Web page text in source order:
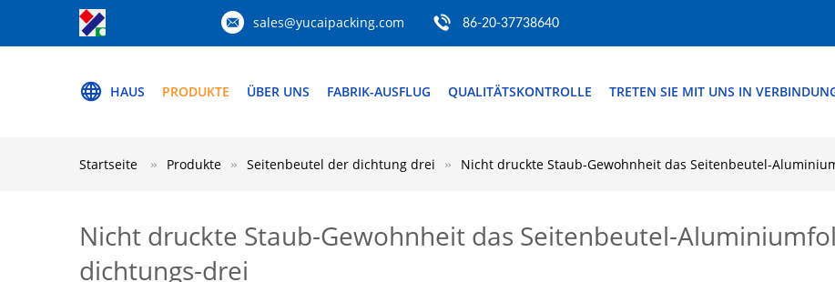
sales@yucaipacking.com 86-20-37738640
HAUS PRODUKTE ÜBER UNS FABRIK-AUSFLUG QUALITÄTSKONTROLLE TRETEN SIE MIT UNS IN
Startseite Produkte Seitenbeutel der dichtung drei Nicht druckte Staub-Gewohnheit das Seitenbeutel-
Nicht druckte Staub-Gewohnheit das Seitenbeutel-
dichtungs-drei